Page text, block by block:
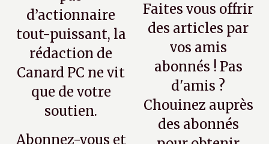
d’actionnaire
tout-puissant, la
rédaction de
Canard PC ne vit
que de votre
soutien.
Abonnez-vous et
Faites vous offrir
des articles par
vos amis
abonnés ! Pas
d'amis ?
Chouinez auprès
des abonnés